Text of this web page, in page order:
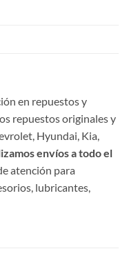
en repuestos y
repuestos originales y
Hyundai, Kia,
envíos a todo el
atención para
lubricantes,